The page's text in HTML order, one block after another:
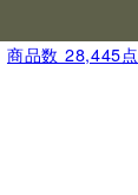
商品数 28,445点